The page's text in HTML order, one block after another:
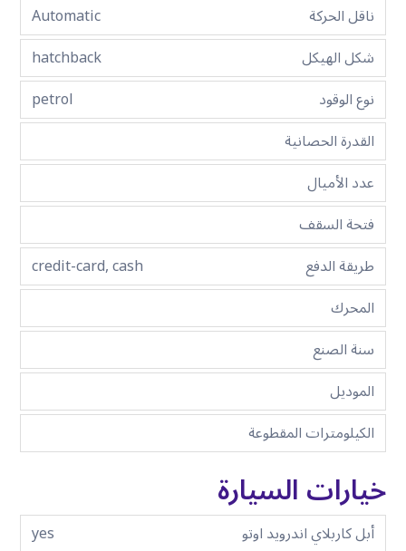
ناقل الحركة
Automatic
شكل الهيكل
hatchback
نوع الوقود
petrol
القدرة الحصانية
عدد الأميال
فتحة السقف
طريقة الدفع
credit-card, cash
المحرك
سنة الصنع
الموديل
الكيلومترات المقطوعة
خيارات السيارة
أبل كاربلاي اندرويد اوتو
yes